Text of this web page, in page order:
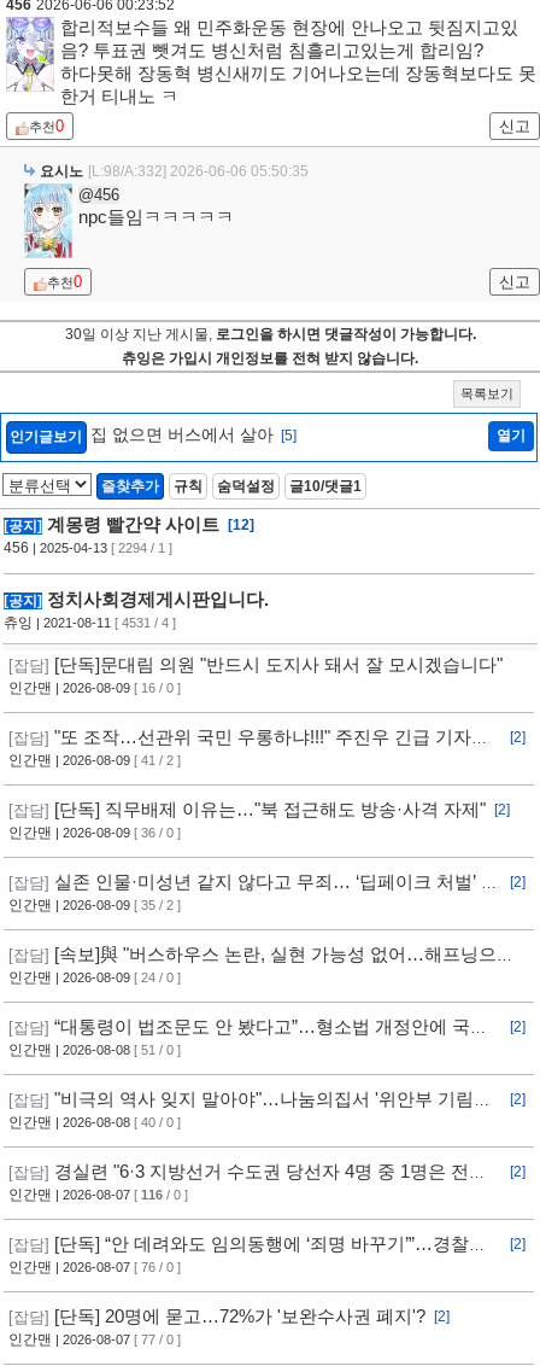
456 2026-06-06 00:23:52
합리적보수들 왜 민주화운동 현장에 안나오고 뒷짐지고있
음? 투표권 뺏겨도 병신처럼 침흘리고있는게 합리임?
하다못해 장동혁 병신새끼도 기어나오는데 장동혁보다도 못
한거 티내노 ㅋ
추천0 신고
요시노 [L:98/A:332] 2026-06-06 05:50:35
@456
npc들임ㅋㅋㅋㅋㅋ
추천0 신고
30일 이상 지난 게시물, 로그인을 하시면 댓글작성이 가능합니다.
츄잉은 가입시 개인정보를 전혀 받지 않습니다.
목록보기
인기글보기 집 없으면 버스에서 살아 [5] 열기
즐찾추가 규칙 숨덕설정 글10/댓글1
[공지] 계몽령 빨간약 사이트
[12]
456 | 2025-04-13 [ 2294 / 1 ]
[공지] 정치사회경제게시판입니다.
츄잉 | 2021-08-11 [ 4531 / 4 ]
[잡담] [단독]문대림 의원 "반드시 도지사 돼서 잘 모시겠습니다"
인간맨 | 2026-08-09 [ 16 / 0 ]
[잡담] "또 조작…선관위 국민 우롱하냐!!!" 주진우 긴급 기자회
견 [현장영상] / 채널A
[2]
인간맨 | 2026-08-09 [ 41 / 2 ]
[잡담] [단독] 직무배제 이유는…"북 접근해도 방송·사격 자제"
[2]
인간맨 | 2026-08-09 [ 36 / 0 ]
[잡담] 실존 인물·미성년 같지 않다고 무죄… ‘딥페이크 처벌’ 구
멍
[2]
인간맨 | 2026-08-09 [ 35 / 2 ]
[잡담] [속보]與 "버스하우스 논란, 실현 가능성 없어…해프닝으로
봐달라"
인간맨 | 2026-08-09 [ 24 / 0 ]
[잡담] “대통령이 법조문도 안 봤다고”…형소법 개정안에 국힘
반발 심화
[2]
인간맨 | 2026-08-08 [ 51 / 0 ]
[잡담] "비극의 역사 잊지 말아야"…나눔의집서 '위안부 기림의
날' 행사
[2]
인간맨 | 2026-08-08 [ 40 / 0 ]
[잡담] 경실련 "6·3 지방선거 수도권 당선자 4명 중 1명은 전과
자"
[2]
인간맨 | 2026-08-07 [ 116 / 0 ]
[잡담] [단독] “안 데려와도 임의동행에 ‘죄명 바꾸기’”…경찰서
조직적 개입?
[2]
인간맨 | 2026-08-07 [ 76 / 0 ]
[잡담] [단독] 20명에 묻고…72%가 '보완수사권 폐지'?
[2]
인간맨 | 2026-08-07 [ 77 / 0 ]